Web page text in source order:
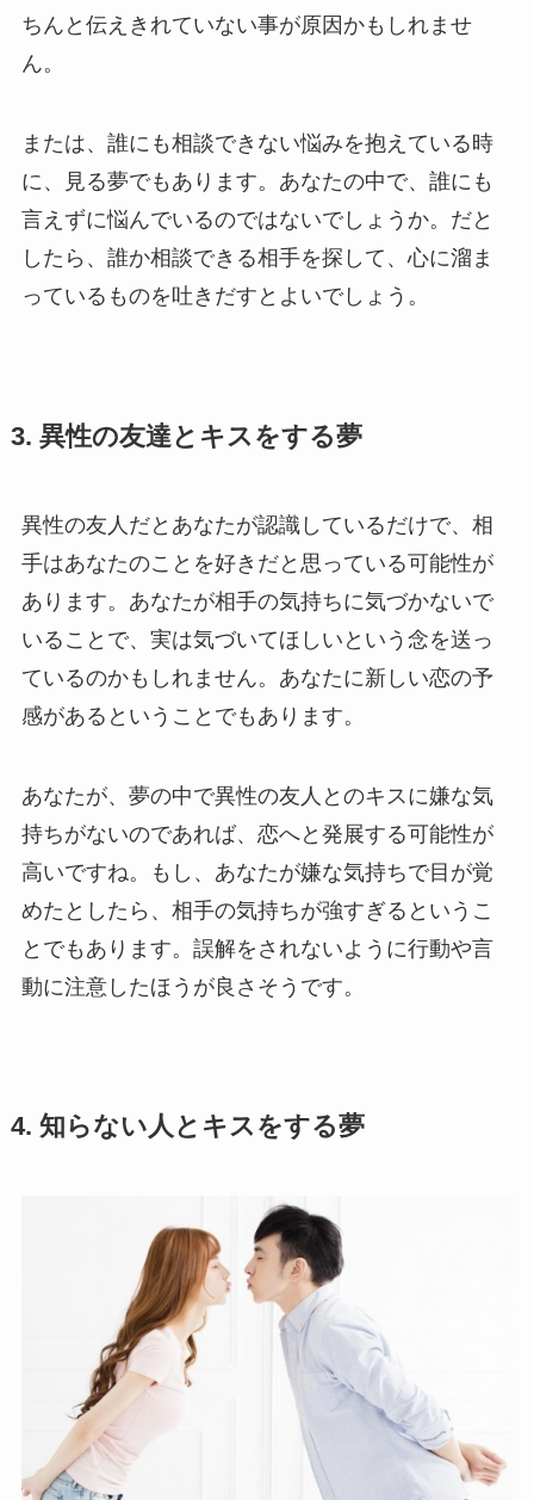
ちんと伝えきれていない事が原因かもしれませ
ん。
または、誰にも相談できない悩みを抱えている時
に、見る夢でもあります。あなたの中で、誰にも
言えずに悩んでいるのではないでしょうか。だと
したら、誰か相談できる相手を探して、心に溜ま
っているものを吐きだすとよいでしょう。
3. 異性の友達とキスをする夢
異性の友人だとあなたが認識しているだけで、相
手はあなたのことを好きだと思っている可能性が
あります。あなたが相手の気持ちに気づかないで
いることで、実は気づいてほしいという念を送っ
ているのかもしれません。あなたに新しい恋の予
感があるということでもあります。
あなたが、夢の中で異性の友人とのキスに嫌な気
持ちがないのであれば、恋へと発展する可能性が
高いですね。もし、あなたが嫌な気持ちで目が覚
めたとしたら、相手の気持ちが強すぎるというこ
とでもあります。誤解をされないように行動や言
動に注意したほうが良さそうです。
4. 知らない人とキスをする夢